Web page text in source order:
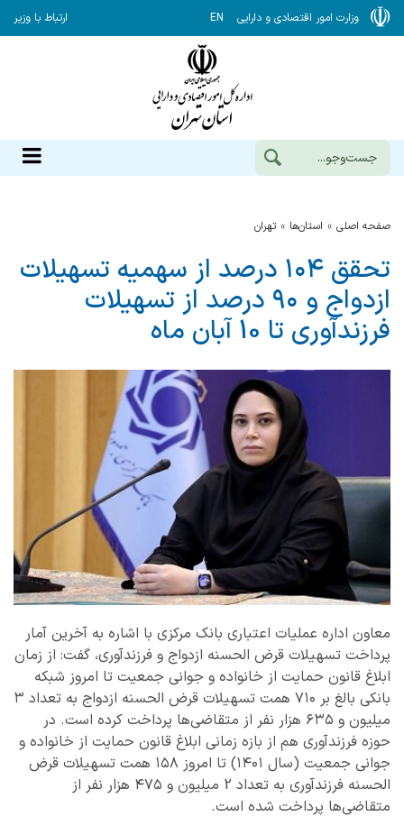
وزارت امور اقتصادی و دارایی EN ارتباط با وزیر
صفحه اصلی استان‌ها تهران
تحقق ۱۰۴ درصد از سهمیه تسهیلات
ازدواج و ۹۰ درصد از تسهیلات
فرزندآوری تا 10 آبان ماه
معاون اداره عملیات اعتباری بانک مرکزی با اشاره به آخرین آمار
پرداخت تسهیلات قرض الحسنه ازدواج و فرزندآوری، گفت: از زمان
ابلاغ قانون حمایت از خانواده و جوانی جمعیت تا امروز شبکه
بانکی بالغ بر ۷۱۰ همت تسهیلات قرض الحسنه ازدواج به تعداد ۳
میلیون و ۶۳۵ هزار نفر از متقاضی‌ها پرداخت کرده است. در
حوزه فرزندآوری هم از بازه زمانی ابلاغ قانون حمایت از خانواده و
جوانی جمعیت (سال ۱۴۰۱) تا امروز ۱۵۸ همت تسهیلات قرض
الحسنه فرزندآوری به تعداد 2 میلیون و ۴۷۵ هزار نفر از
متقاضی‌ها پرداخت شده است.